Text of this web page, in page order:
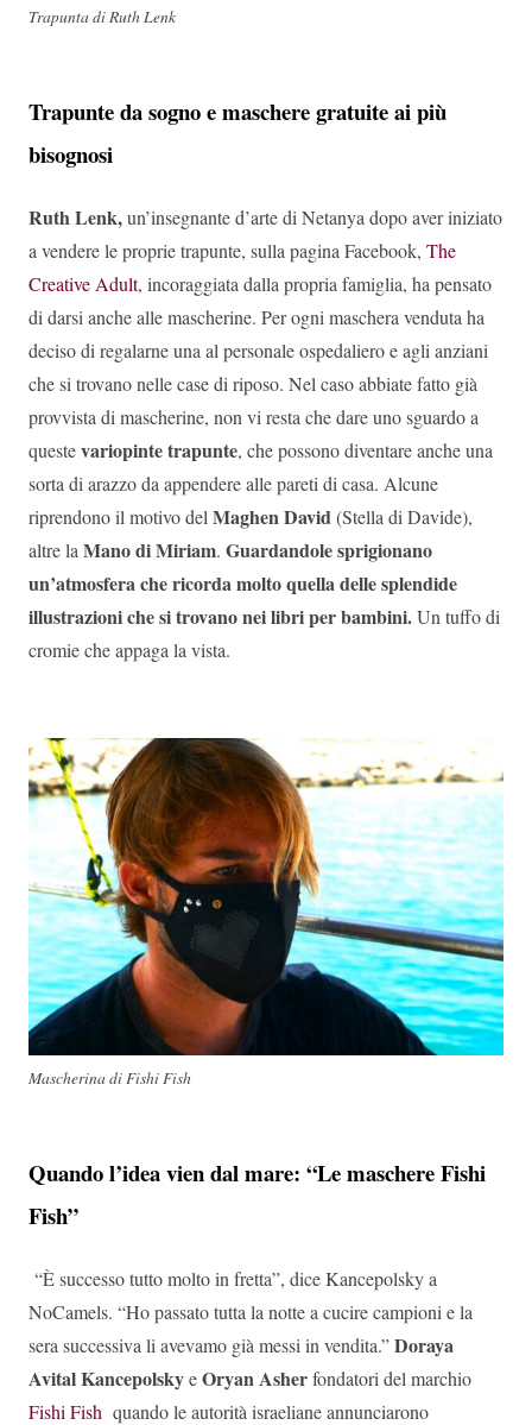
Trapunta di Ruth Lenk
Trapunte da sogno e maschere gratuite ai più
bisognosi
Ruth Lenk,un’insegnante d’arte di Netanya dopo aver iniziato
a vendere le proprie trapunte, sulla pagina Facebook, The
Creative Adult, incoraggiata dalla propria famiglia, ha pensato
di darsi anche alle mascherine. Per ogni maschera venduta ha
deciso di regalarne una al personale ospedaliero e agli anziani
che si trovano nelle case di riposo. Nel caso abbiate fatto già
provvista di mascherine, non vi resta che dare uno sguardo a
questevariopinte trapunte, che possono diventare anche una
sorta di arazzo da appendere alle pareti di casa. Alcune
riprendono il motivo delMaghen David(Stella di Davide),
altre laMano di Miriam. Guardandole sprigionano
un’atmosfera che ricorda molto quella delle splendide
illustrazioni che si trovano nei libri per bambini.Un tuffo di
cromie che appaga la vista.
Mascherina di Fishi Fish
Quando l’idea vien dal mare: “Le maschere Fishi
Fish”
“È successo tutto molto in fretta”, dice Kancepolsky a
NoCamels. “Ho passato tutta la notte a cucire campioni e la
sera successiva li avevamo già messi in vendita.”Doraya
Avital KancepolskyeOryan Asherfondatori del marchio
Fishi Fish quando le autorità israeliane annunciarono